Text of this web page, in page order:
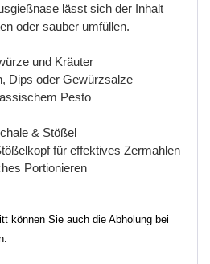
lässt sich der Inhalt
oder sauber umfüllen.
und Kräuter
Dips oder Gewürzsalze
Pesto
& Stößel
für effektives Zermahlen
Portionieren
können Sie auch die Abholung bei